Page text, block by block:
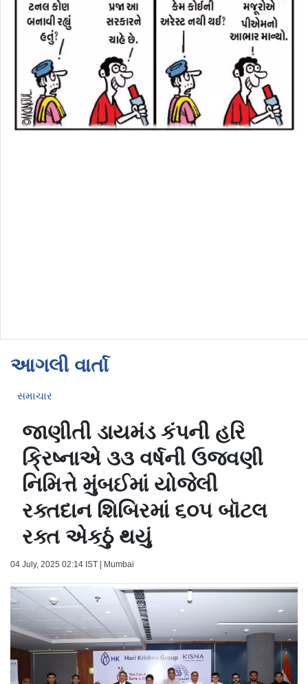
આગલી વાર્તા
સમાચાર
જાણીતી ડાયમંડ કંપની હરિ
ક્રિષ્નાએ ૩૩ વર્ષની ઉજવણી
નિમિત્તે મુંબઈમાં યોજેલી
રક્તદાન શિબિરમાં ૬૦૫ બૉટલ
રક્ત એકઠું થયું
04 July, 2025 02:14 IST | Mumbai